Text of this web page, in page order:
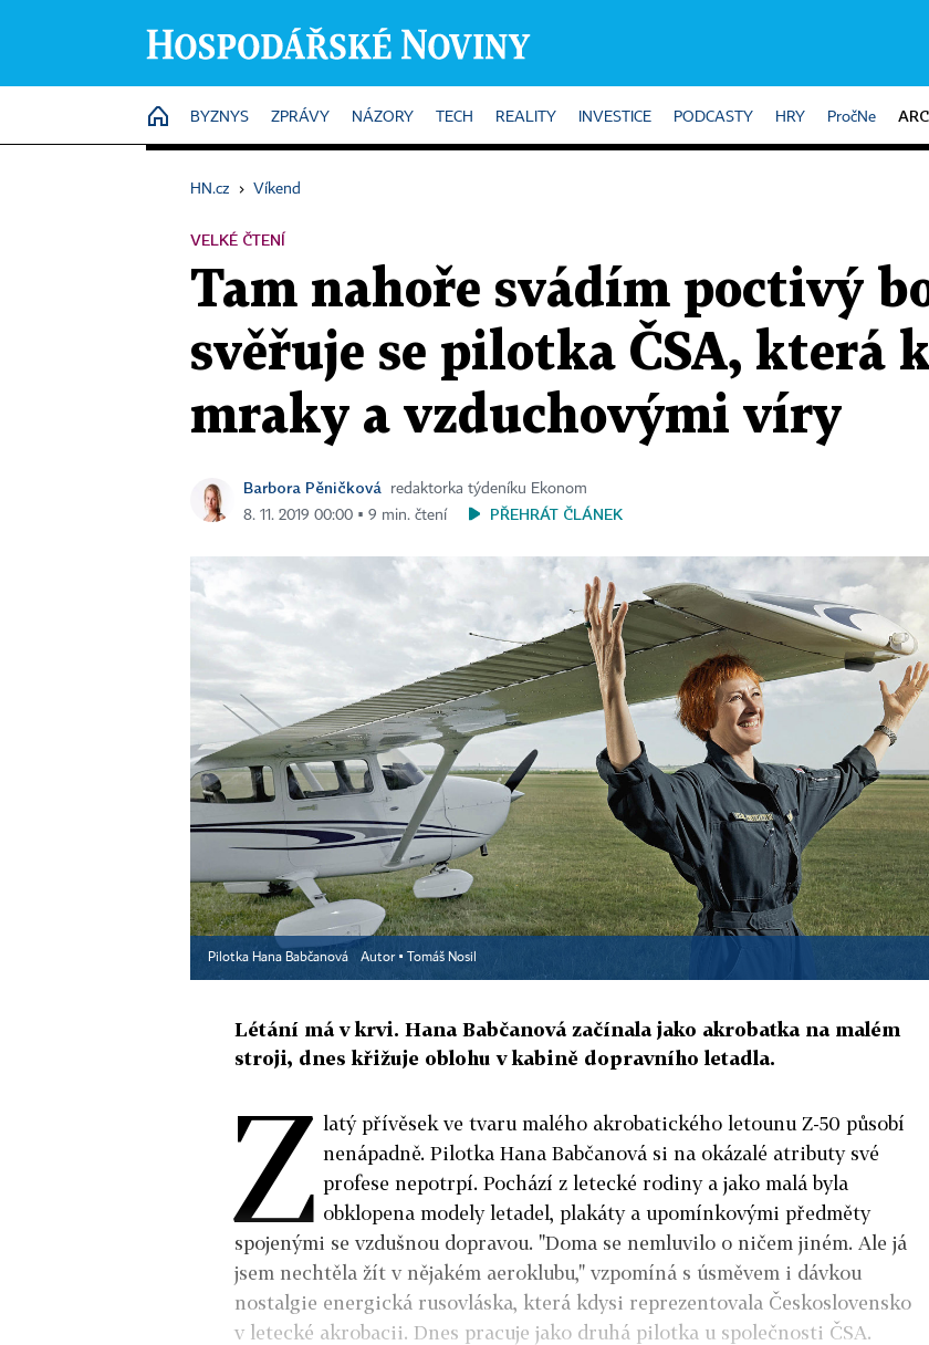
HOME
BYZNYS ZPRÁVY NÁZORY TECH REALITY INVESTICE PODCASTY HRY PročNe
HN.cz › Víkend
VELKÉ ČTENÍ
Tam nahoře svádím poctivý
svěřuje se pilotka ČSA, která
mraky a vzduchovými víry
Barbora Pěničková
redaktorka týdeníku Ekonom
8. 11. 2019 00:00 ▪ 9 min. čtení
PŘEHRÁT ČLÁNEK
Pilotka Hana Babčanová Autor ▪ Tomáš Nosil
Létání má v krvi. Hana Babčanová začínala jako akrobatka na malém
stroji, dnes křižuje oblohu v kabině dopravního letadla.
Z latý přívěsek ve tvaru malého akrobatického letounu Z-50 působí
nenápadně. Pilotka Hana Babčanová si na okázalé atributy své
profese nepotrpí. Pochází z letecké rodiny a jako malá byla
obklopena modely letadel, plakáty a upomínkovými předměty
spojenými se vzdušnou dopravou. "Doma se nemluvilo o ničem jiném. Ale já
jsem nechtěla žít v nějakém aeroklubu," vzpomíná s úsměvem i dávkou
nostalgie energická rusovláska, která kdysi reprezentovala Československo
v letecké akrobacii. Dnes pracuje jako druhá pilotka u společnosti ČSA.